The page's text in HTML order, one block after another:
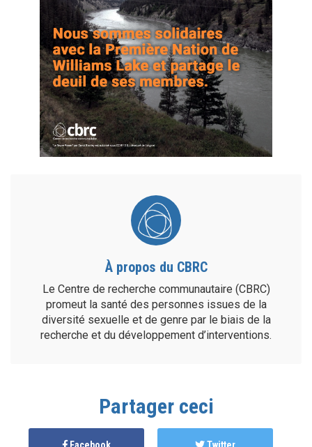
À propos du CBRC
Le Centre de recherche communautaire (CBRC)
promeut la santé des personnes issues de la
diversité sexuelle et de genre par le biais de la
recherche et du développement d’interventions.
Partager ceci